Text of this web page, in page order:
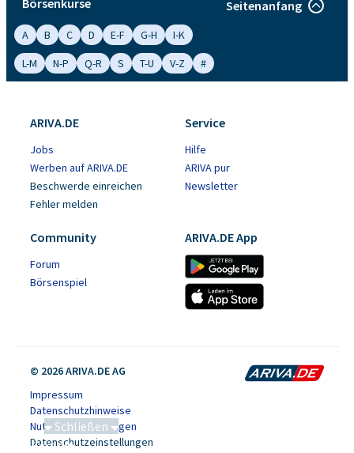
Seitenanfang
A B C D E-F G-H
I-K
L-M
N-P Q-R S T-U V-Z #
ARIVA.DE
Jobs
Werben auf ARIVA.DE
Beschwerde einreichen
Fehler melden
Service
Hilfe
ARIVA pur
Newsletter
Community
Forum
Börsenspiel
ARIVA.DE App
© 2026 ARIVA.DE AG
Impressum
Datenschutzhinweise
Nutzungsbedingungen
Datenschutzeinstellungen
Schließen
Saga bei 0,53 CAD